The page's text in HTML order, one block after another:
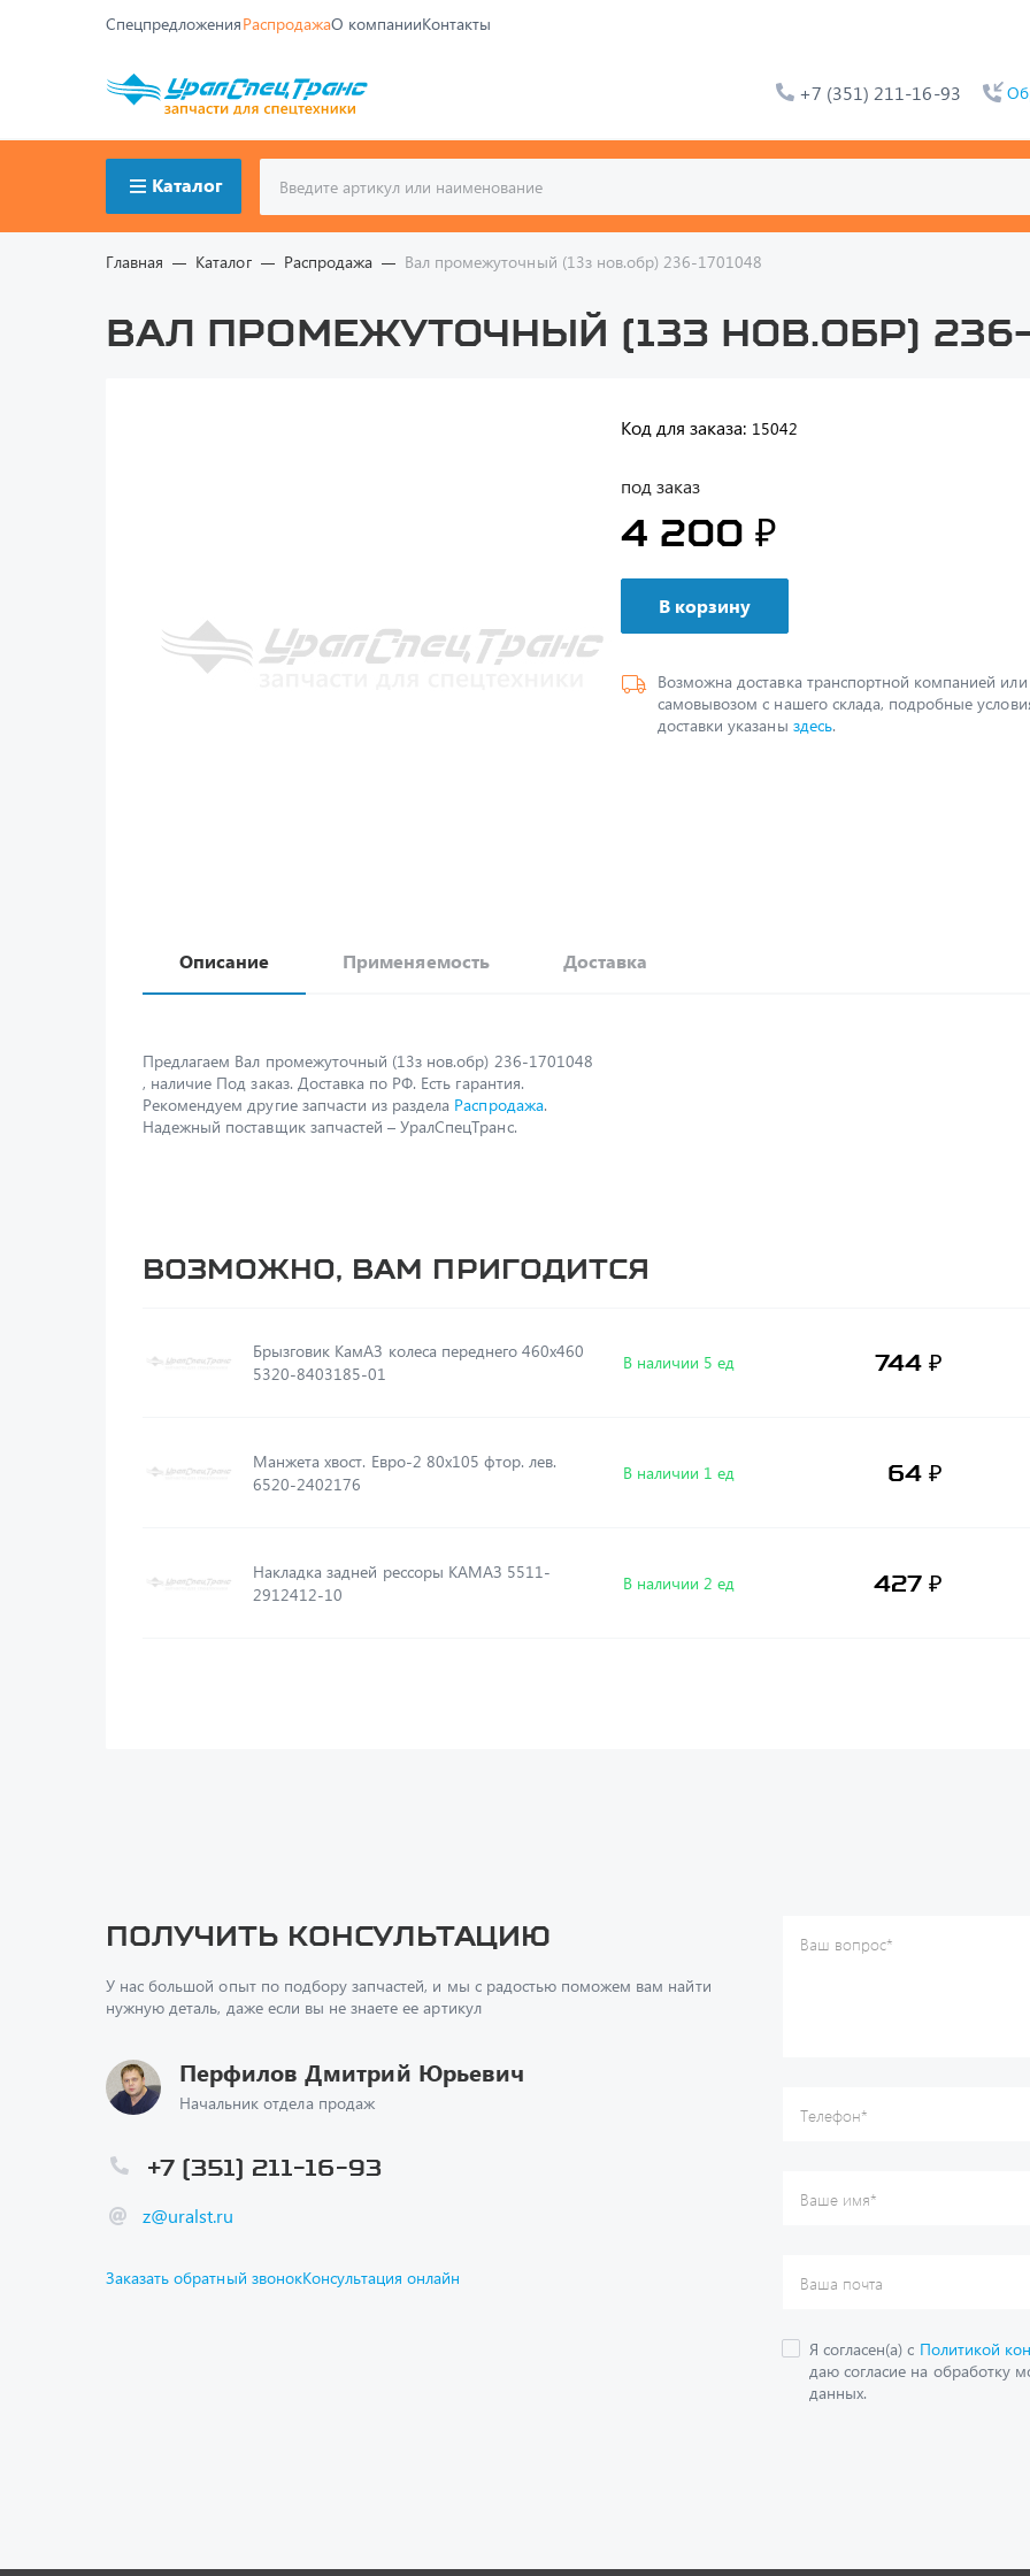
СпецпредложенияРаспродажаО компанииКонтакты
+7 (351) 211-16-93
Каталог
Главная Каталог Распродажа Вал промежуточный (13з нов.обр) 236-1701048
Вал промежуточный (13з нов.обр) 236-
Код для заказа: 15042
под заказ
4 200 ₽
В корзину
Возможна доставка транспортной компанией или
самовывозом с нашего склада, подробные
доставки указаны здесь.
Описание Применяемость Доставка
Предлагаем Вал промежуточный (13з нов.обр) 236-1701048
, наличие Под заказ. Доставка по РФ. Есть гарантия.
Рекомендуем другие запчасти из раздела Распродажа.
Надежный поставщик запчастей – УралСпецТранс.
Возможно, вам пригодится
Брызговик КамАЗ колеса переднего 460х460
5320-8403185-01
В наличии 5 ед 744 ₽
Манжета хвост. Евро-2 80х105 фтор. лев.
6520-2402176
В наличии 1 ед 64 ₽
Накладка задней рессоры КАМАЗ 5511-
2912412-10
В наличии 2 ед 427 ₽
Получить консультацию
У нас большой опыт по подбору запчастей, и мы с радостью поможем вам найти
нужную деталь, даже если вы не знаете ее артикул
Перфилов Дмитрий Юрьевич
Начальник отдела продаж
z@uralst.ru
+7 (351) 211-16-93
Заказать обратный звонокКонсультация онлайн
Ваш вопрос*